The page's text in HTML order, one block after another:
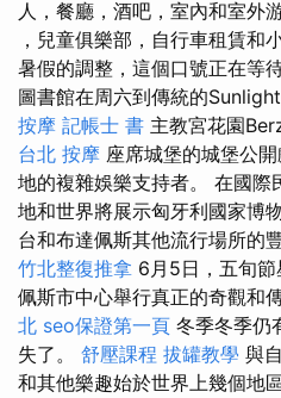
人，餐廳，酒吧，室內和室外
，兒童俱樂部，自行車租賃和
暑假的調整，這個口號正在等
圖書館在周六到傳統的Sunlight
按摩 記帳士 書 主教宮花園
台北 按摩 座席城堡的城堡公
地的複雜娛樂支持者。 在國際
地和世界將展示匈牙利國家博
台和布達佩斯其他流行場所的
竹北整復推拿 6月5日，五旬
佩斯市中心舉行真正的奇觀和
北 seo保證第一頁 冬季冬季仍
失了。 舒壓課程 拔罐教學 與
和其他樂趣始於世界上幾個地